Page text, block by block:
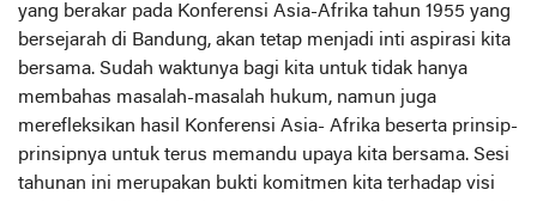
yang berakar pada Konferensi Asia-Afrika tahun 1955 yang
bersejarah di Bandung, akan tetap menjadi inti aspirasi kita
bersama. Sudah waktunya bagi kita untuk tidak hanya
membahas masalah-masalah hukum, namun juga
merefleksikan hasil Konferensi Asia- Afrika beserta prinsip-
prinsipnya untuk terus memandu upaya kita bersama. Sesi
tahunan ini merupakan bukti komitmen kita terhadap visi